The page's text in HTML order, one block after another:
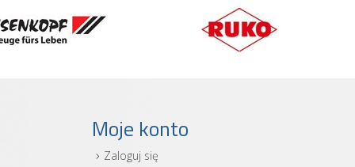
Moje konto
Zaloguj się